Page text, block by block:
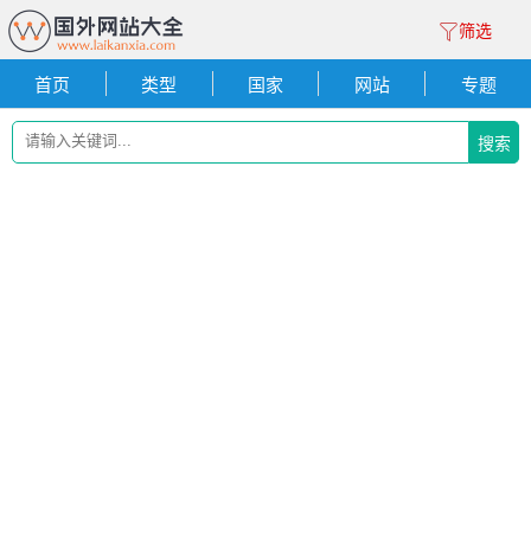
筛选
首页 类型 国家 网站 专题
搜索